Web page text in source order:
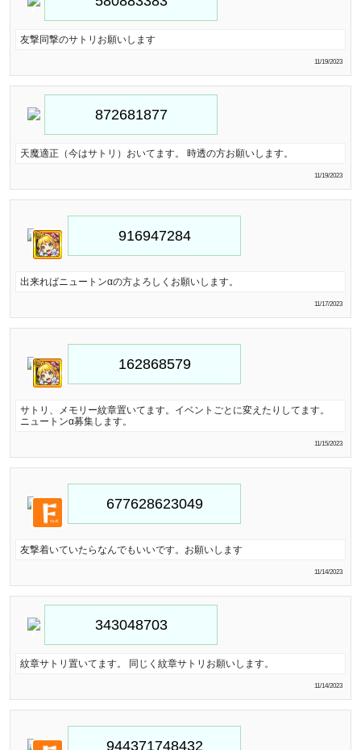
友撃同撃のサトリお願いします
11/19/2023
天魔適正（今はサトリ）おいてます。 時透の方お願いします。
11/19/2023
出来ればニュートンαの方よろしくお願いします。
11/17/2023
サトリ、メモリー紋章置いてます。イベントごとに変えたりしてます。
ニュートンα募集します。
11/15/2023
友撃着いていたらなんでもいいです。お願いします
11/14/2023
紋章サトリ置いてます。 同じく紋章サトリお願いします。
11/14/2023